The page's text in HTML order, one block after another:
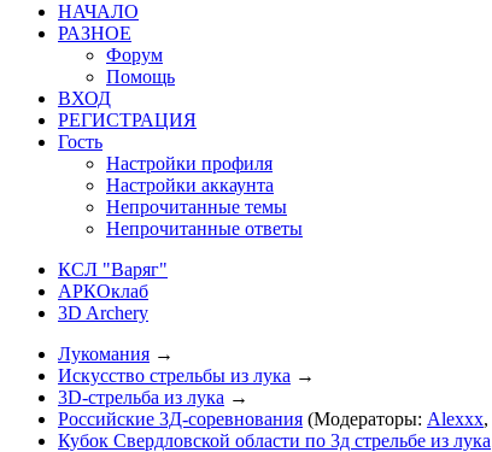
НАЧАЛО
РАЗНОЕ
Форум
Помощь
ВХОД
РЕГИСТРАЦИЯ
Гость
Настройки профиля
Настройки аккаунта
Непрочитанные темы
Непрочитанные ответы
КСЛ "Варяг"
АРКОклаб
3D Archery
Лукомания →
Искусство стрельбы из лука →
3D-стрельба из лука →
Российские 3Д-соревнования (Модераторы: Alexxx,
Кубок Свердловской области по 3д стрельбе из лука